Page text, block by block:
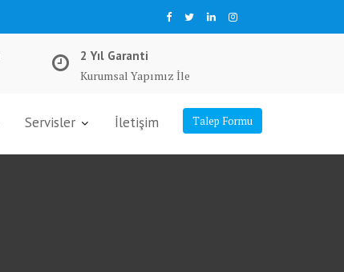
2 Yıl Garanti
Kurumsal Yapımız İle
Talep Formu
Servisler İletişim